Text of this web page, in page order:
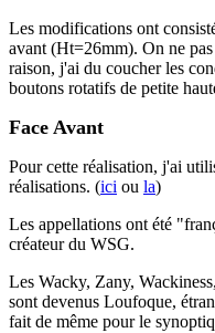
Les modifications ont
avant (Ht=26mm). On ne
raison, j'ai du coucher les
boutons rotatifs de petite
Face Avant
Pour cette réalisation, j'ai
réalisations. (ici ou la)
Les appellations ont été
créateur du WSG.
Les Wacky, Zany,
sont devenus Loufoque,
fait de même pour le